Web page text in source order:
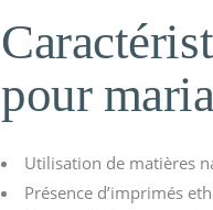
pour
Utilisation de matières
Présence d’imprimés